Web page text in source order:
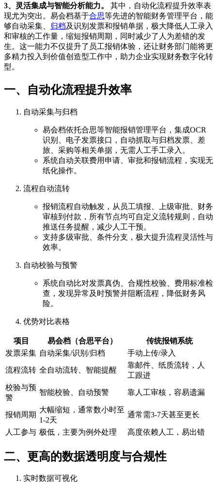
3、灵活集成与智能分析能力。
其中，自动化流程提升效率表
现尤为突出。易会档基于合思等先进的智能财务管理平台，能
够自动采集、 归档及识别发票和报销单据，极大降低人工录入
和审核的工作量，缩短报销周期，同时减少了人为差错的发
生。这一能力不仅提升了员工报销体验，还让财务部门能将更
多精力投入到价值创造型工作中，助力企业实现财务数字化转
型。
一、自动化流程提升效率
自动采集与归档
易会档依托合思等智能报销管理平台，集成OCR
识别、电子发票接口，自动抓取与归档发票、差
旅、采购等相关单据，无需人工手工录入。
系统自动关联费用申请、审批和报销流程，实现无
纸化操作。
流程自动流转
报销流程自动触发，从员工填报、上级审批、财务
审核到付款，所有节点均可自定义流转规则，自动
推送任务提醒，减少人工干预。
支持多级审批、条件分支，极大提升流程灵活性与
效率。
自动校验与预警
系统自动比对发票真伪、合规性校验、费用标准检
查，发现异常及时预警并阻断流程，降低财务风
险。
优势对比表格
项目 易会档（合思平台）
传统报销系统
发票采集 自动采集/识别/归档 手动上传/录入
流程流转 全自动流转、智能提醒
靠邮件、纸质流转，人
工跟进
校验与预
警
智能校验、自动预警 靠人工审核，容易遗漏
报销周期
大幅缩短，通常数小时至
1-2天
通常需3-7天甚至更长
人工参与 极低，主要为例外处理 高度依赖人工，易出错
二、更高的数据透明度与合规性
实时数据可视化